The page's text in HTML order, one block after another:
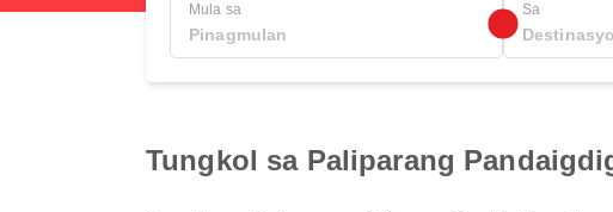
Mula sa Sa
Tungkol sa Paliparang